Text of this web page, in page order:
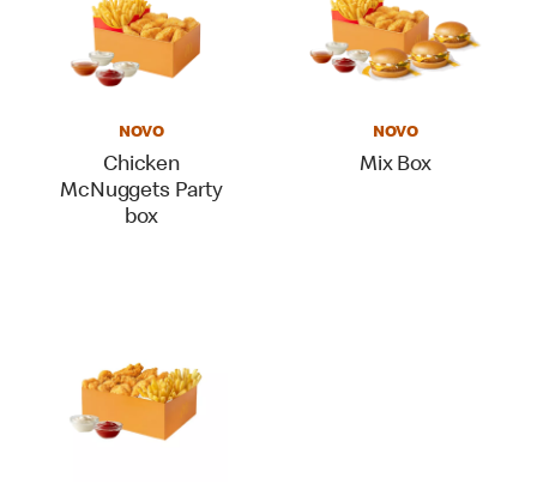
NOVO
Chicken
McNuggets Party
box
NOVO
Mix Box